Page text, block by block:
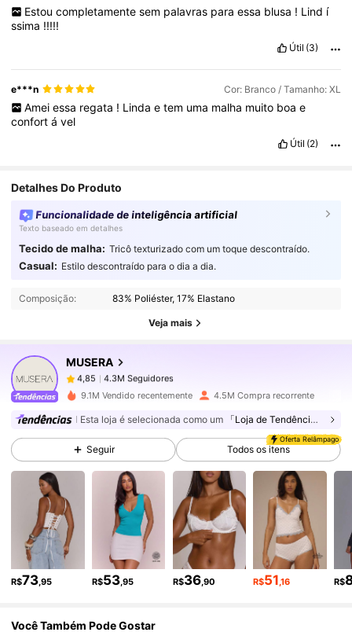
Estou completamente sem palavras para essa blusa ! Lind í
ssima !!!!!
Útil (3)
e***n Cor: Branco / Tamanho: XL
Amei essa regata ! Linda e tem uma malha muito boa e
confortável
Útil (2)
Detalhes Do Produto
Funcionalidade de inteligência artificial
Texto baseado em detalhes
Tecido de malha: Tricô texturizado com um toque descontraído.
Casual: Estilo descontraído para o dia a dia.
Composição: 83% Poliéster, 17% Elastano
Veja mais
MUSERA
4,85 4.3M Seguidores
4,85
4.3M Seguidores
s***ypago1 dia atrás
4,85 4.3M Seguidores
4,85 4.3M Seguidores
4.3M Seguidores
4.3M Seguidores
4,85 4.3M Seguidores
9.1M Vendido recentemente 4.5M Compra recorrente
Esta loja é selecionada como um 「Loja de Tendências」
Seguir
Oferta Relâmpago
Todos os itens
R$73,95 R$53,95 R$36,90 R$51,16 R$
Você Também Pode Gostar